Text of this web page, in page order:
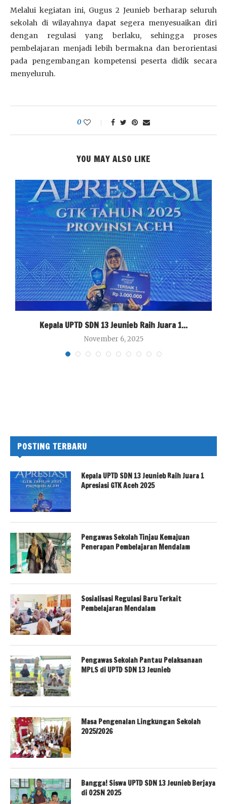
Melalui kegiatan ini, Gugus 2 Jeunieb berharap seluruh
sekolah di wilayahnya dapat segera menyesuaikan diri
dengan regulasi yang berlaku, sehingga proses
pembelajaran menjadi lebih bermakna dan berorientasi
pada pengembangan kompetensi peserta didik secara
menyeluruh.
0
YOU MAY ALSO LIKE
Kepala UPTD SDN 13 Jeunieb Raih Juara 1...
November 6, 2025
POSTING TERBARU
Kepala UPTD SDN 13 Jeunieb Raih Juara 1
Apresiasi GTK Aceh 2025
Pengawas Sekolah Tinjau Kemajuan
Penerapan Pembelajaran Mendalam
Sosialisasi Regulasi Baru Terkait
Pembelajaran Mendalam
Pengawas Sekolah Pantau Pelaksanaan
MPLS di UPTD SDN 13 Jeunieb
Masa Pengenalan Lingkungan Sekolah
2025/2026
Bangga! Siswa UPTD SDN 13 Jeunieb Berjaya
di O2SN 2025